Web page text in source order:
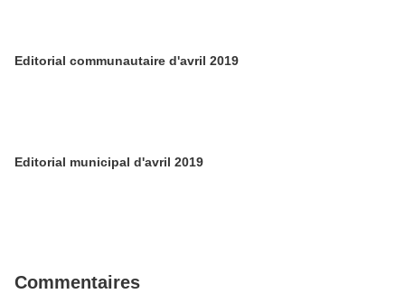
Editorial communautaire d'avril 2019
Editorial municipal d'avril 2019
Commentaires